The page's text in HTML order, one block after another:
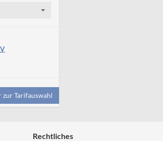
zur Tarifauswahl
Rechtliches